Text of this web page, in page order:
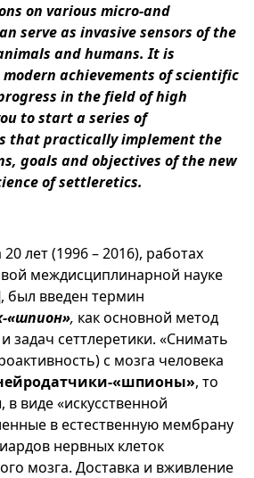
on various micro-and
serve as invasive sensors of the
and humans. It is
achievements of scientific
in the field of high
to start a series of
that practically implement the
goals and objectives of the new
of settleretics.
лет (1996 – 2016), работах
междисциплинарной науке
, был введен термин
«шпион», как основной метод
задач сеттлеретики. «Снимать
с мозга человека
«шпионы», то
виде «искусственной
в естественную мембрану
нервных клеток
мозга. Доставка и вживление